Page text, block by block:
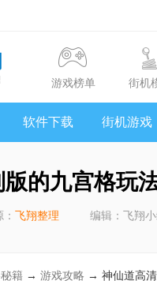
游戏榜单 街机
软件下载 街机游戏
的九宫格玩
飞翔整理 编辑：飞翔
籍 → 游戏攻略 → 神仙道高